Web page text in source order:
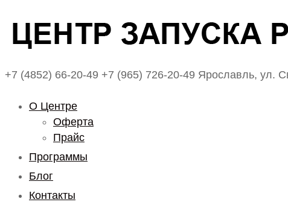
+7 (4852) 66-20-49 +7 (965) 726-20-49 Ярославль, ул.
О Центре
Оферта
Прайс
Программы
Блог
Контакты